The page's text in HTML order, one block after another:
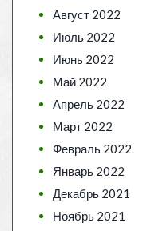
Август 2022
Июль 2022
Июнь 2022
Май 2022
Апрель 2022
Март 2022
Февраль 2022
Январь 2022
Декабрь 2021
Ноябрь 2021